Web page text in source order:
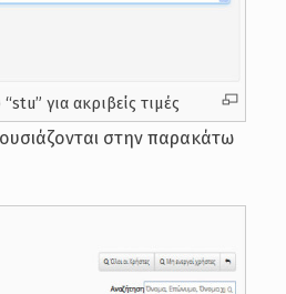
για ακριβείς τιμές
στην παρακάτω